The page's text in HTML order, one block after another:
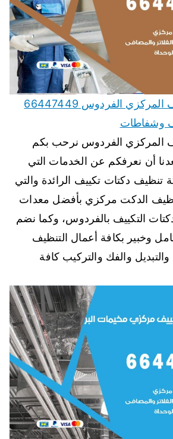
تنظيف دكت التكييف المركزي الفردوس 66447449
وشفاطات
المركزي الفردوس نرحب بكم
أن نعرفكم عن الخدمات التي
تنظيف دكتات تكييف الرائدة والتي
الدكت مركزي بأفضل معدات
التكييف بالفردوس، وكما نضم
وخبير بكافة أعمال التنظيف
والتبديل والفك والتركيب كافة